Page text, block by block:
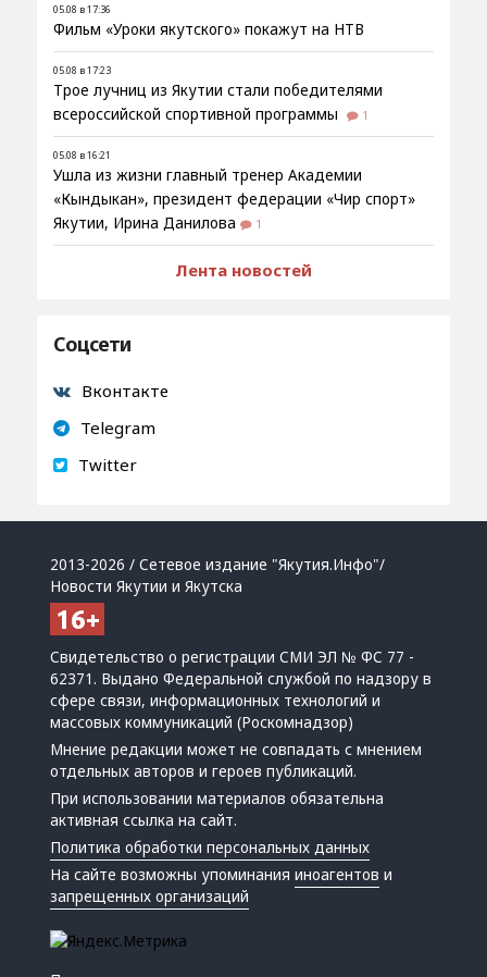
05.08 в 17:36
Фильм «Уроки якутского» покажут на НТВ
05.08 в 17:23
Трое лучниц из Якутии стали победителями
всероссийской спортивной программы
1
05.08 в 16:21
Ушла из жизни главный тренер Академии
«Кындыкан», президент федерации «Чир спорт»
Якутии, Ирина Данилова
1
Лента новостей
Соцсети
Вконтакте
Telegram
Twitter
2013-2026 / Сетевое издание "Якутия.Инфо"/
Новости Якутии и Якутска
Свидетельство о регистрации СМИ ЭЛ № ФС 77 -
62371. Выдано Федеральной службой по надзору в
сфере связи, информационных технологий и
массовых коммуникаций (Роскомнадзор)
Мнение редакции может не совпадать с мнением
отдельных авторов и героев публикаций.
При использовании материалов обязательна
активная ссылка на сайт.
Политика обработки персональных данных
На сайте возможны упоминанияиноагентов и
запрещенных организаций